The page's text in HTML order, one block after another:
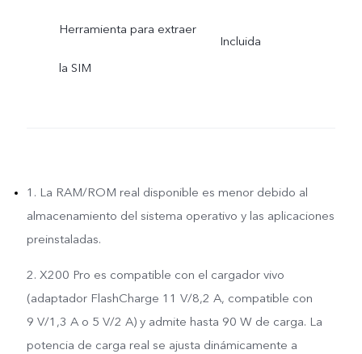
Herramienta para extraer
la SIM
Incluida
1. La RAM/ROM real disponible es menor debido al
almacenamiento del sistema operativo y las aplicaciones
preinstaladas.
2. X200 Pro es compatible con el cargador vivo
(adaptador FlashCharge 11 V/8,2 A, compatible con
9 V/1,3 A o 5 V/2 A) y admite hasta 90 W de carga. La
potencia de carga real se ajusta dinámicamente a